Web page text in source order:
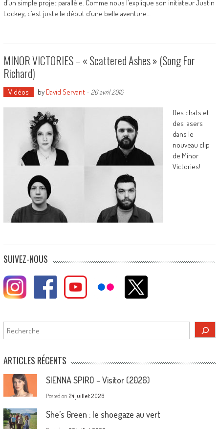
d’un simple projet parallèle. Comme nous l’explique son initiateur Justin
Lockey, c’est juste le début d’une belle aventure…
MINOR VICTORIES – « Scattered Ashes » (song For
Richard)
Vidéos by David Servant- 26 avril 2016
Des chats et
des lasers
dans le
nouveau clip
de Minor
Victories!
SUIVEZ-NOUS
Rechercher
ARTICLES RÉCENTS
SIENNA SPIRO – Visitor (2026)
Posted on 24 juillet 2026
She’s Green : le shoegaze au vert